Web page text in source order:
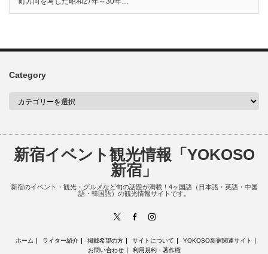
Category
新宿イベント観光情報「YOKOSO
新宿」
新宿のイベント・観光・グルメなど旬の話題が満載！4ヶ国語（日本語・英語・中国
語・韓国語）の観光情報サイトです。
Facebook
ホーム ライター紹介 掲載希望の方 サイトについて
YOKOSO新宿関連サイト
お問い合わせ
利用規約・著作権